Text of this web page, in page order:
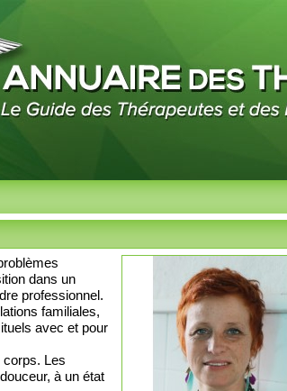
dans un
professionnel.
familiales,
avec et pour
corps. Les
à un état